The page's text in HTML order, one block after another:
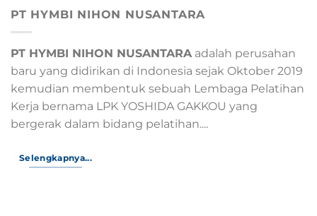
PT HYMBI NIHON NUSANTARA
PT HYMBI NIHON NUSANTARA adalah perusahan
baru yang didirikan di Indonesia sejak Oktober 2019
kemudian membentuk sebuah Lembaga Pelatihan
Kerja bernama LPK YOSHIDA GAKKOU yang
bergerak dalam bidang pelatihan....
Selengkapnya...